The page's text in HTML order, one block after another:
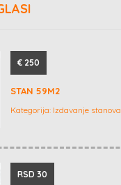
€ 250
STAN 59M2
Kategorija: Izdavanje stanova
RSD 30